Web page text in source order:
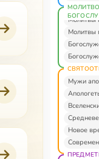
Молитвы
Молитвы
Мужи
Новое